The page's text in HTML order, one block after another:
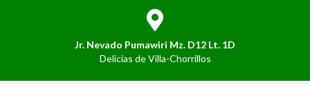
Jr. Nevado Pumawiri Mz. D12 Lt. 1D
Delicias de Villa-Chorrillos